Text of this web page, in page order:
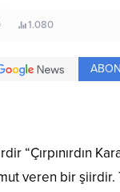
1.080
“Çırpınırdın
veren bir şiirdir.